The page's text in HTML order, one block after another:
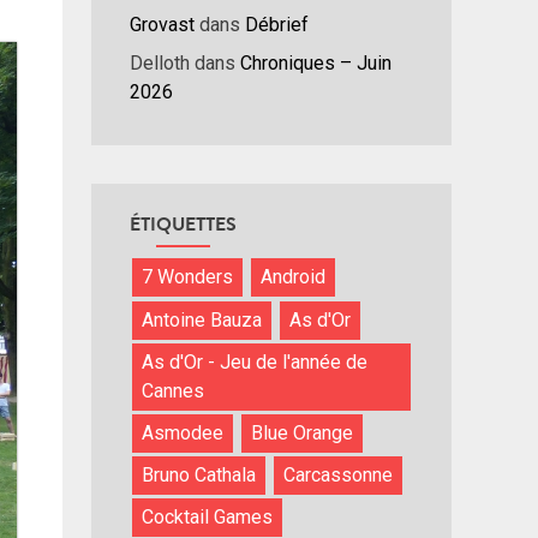
Grovast dans Débrief
Delloth dans Chroniques – Juin
2026
ÉTIQUETTES
7 Wonders
Android
Antoine Bauza
As d'Or
As d'Or - Jeu de l'année de
Cannes
Asmodee
Blue Orange
Bruno Cathala
Carcassonne
Cocktail Games